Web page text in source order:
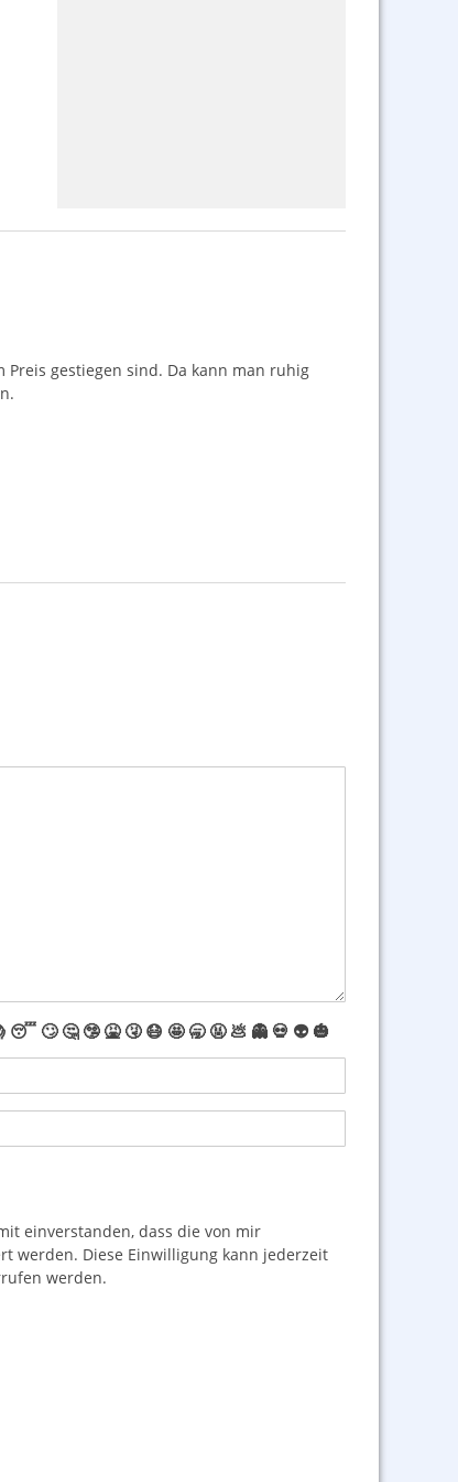
gestiegen sind. Da kann man ruhig
😴 🙄 🤔 🤥 🤮 🤧 😷 🤩 🥱 🤬 💩 👻 💀 👽 🎃
einverstanden, dass die von mir
werden. Diese Einwilligung kann jederzeit
werden.